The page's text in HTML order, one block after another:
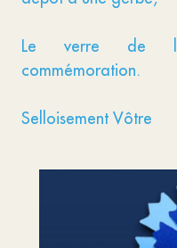
Le verre de
commémoration.
Selloisement Vôtre